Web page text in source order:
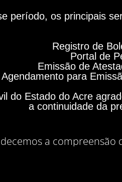
período, os principais
Registro de
Portal de
Emissão de
Agendamento para
do Estado do Acre
a continuidade da
a compreensão